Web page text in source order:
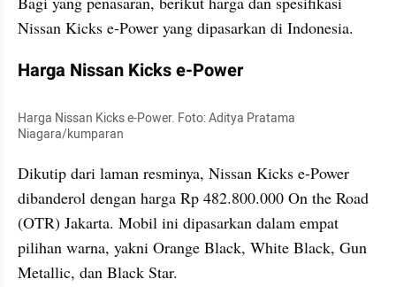
Nissan Kicks e-Power yang dipasarkan di Indonesia.
Harga Nissan Kicks e-Power
Harga Nissan Kicks e-Power. Foto: Aditya Pratama
Niagara/kumparan
Dikutip dari laman resminya, Nissan Kicks e-Power
dibanderol dengan harga Rp 482.800.000 On the Road
(OTR) Jakarta. Mobil ini dipasarkan dalam empat
pilihan warna, yakni Orange Black, White Black, Gun
Metallic, dan Black Star.